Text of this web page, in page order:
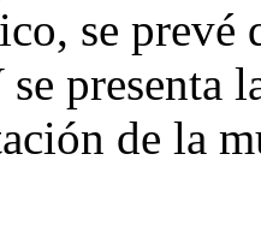
se prevé
presenta
de la